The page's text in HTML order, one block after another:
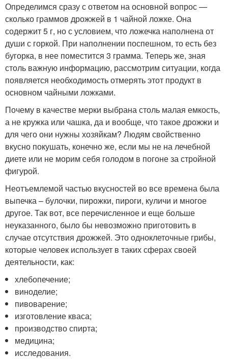
Определимся сразу с ответом на основной вопрос —
сколько граммов дрожжей в 1 чайной ложке. Она
содержит 5 г, но с условием, что ложечка наполнена от
души с горкой. При наполнении поспешном, то есть без
бугорка, в нее поместится 3 грамма. Теперь же, зная
столь важную информацию, рассмотрим ситуации, когда
появляется необходимость отмерять этот продукт в
основном чайными ложками.
Почему в качестве мерки выбрана столь малая емкость,
а не кружка или чашка, да и вообще, что такое дрожжи и
для чего они нужны хозяйкам? Людям свойственно
вкусно покушать, конечно же, если мы не на лечебной
диете или не морим себя голодом в погоне за стройной
фигурой.
Неотъемлемой частью вкусностей во все времена была
выпечка – булочки, пирожки, пироги, куличи и многое
другое. Так вот, все перечисленное и еще больше
неуказанного, было бы невозможно приготовить в
случае отсутствия дрожжей. Это одноклеточные грибы,
которые человек использует в таких сферах своей
деятельности, как:
хлебопечение;
виноделие;
пивоварение;
изготовление кваса;
производство спирта;
медицина;
исследования.